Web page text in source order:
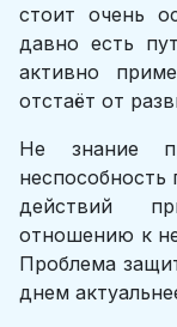
стоит очень
давно есть
активно
отстаёт от
Не знание
неспособность
действий
отношению к
Проблема
днем